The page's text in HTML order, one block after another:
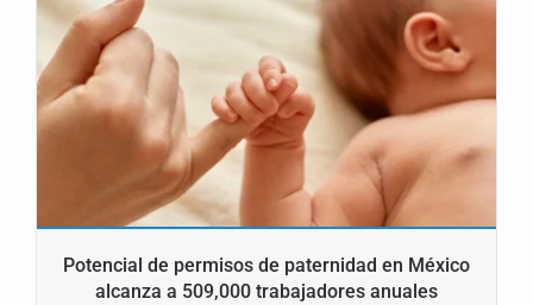
Potencial de permisos de paternidad en México
alcanza a 509,000 trabajadores anuales